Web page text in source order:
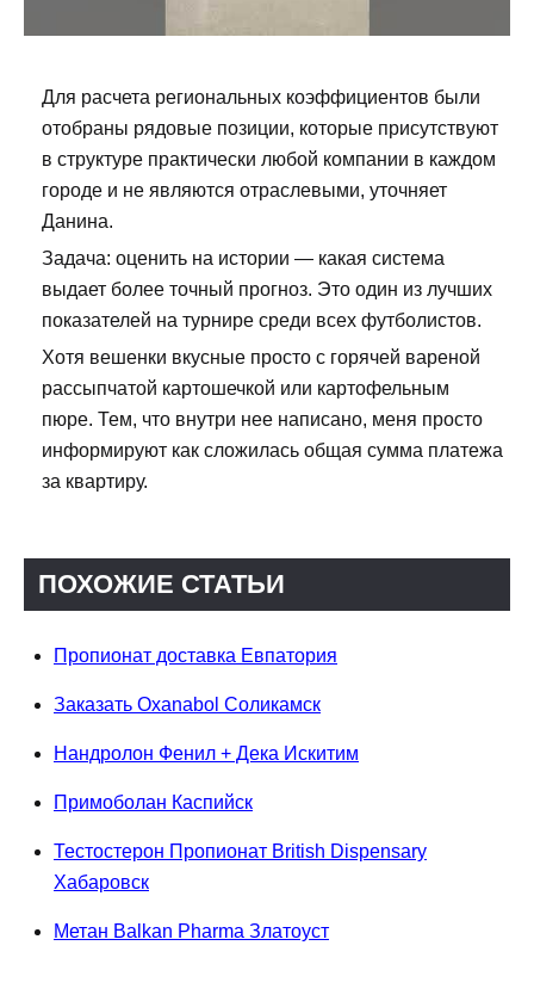
Для расчета региональных коэффициентов были
отобраны рядовые позиции, которые присутствуют
в структуре практически любой компании в каждом
городе и не являются отраслевыми, уточняет
Данина.
Задача: оценить на истории — какая система
выдает более точный прогноз. Это один из лучших
показателей на турнире среди всех футболистов.
Хотя вешенки вкусные просто с горячей вареной
рассыпчатой картошечкой или картофельным
пюре. Тем, что внутри нее написано, меня просто
информируют как сложилась общая сумма платежа
за квартиру.
ПОХОЖИЕ СТАТЬИ
Пропионат доставка Евпатория
Заказать Oxanabol Соликамск
Нандролон Фенил + Дека Искитим
Примоболан Каспийск
Тестостерон Пропионат British Dispensary
Хабаровск
Метан Balkan Pharma Златоуст